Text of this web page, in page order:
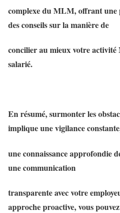
complexe du MLM, offrant une
des conseils sur la manière de
concilier au mieux votre
salarié.
En résumé, surmonter les
implique une vigilance
une connaissance approfondie
une communication
transparente avec votre
approche proactive, vous pouvez